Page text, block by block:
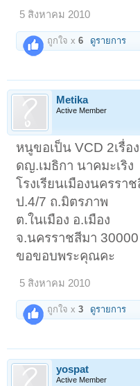
5 สิงหาคม 2010
ถูกใจ x6 ดูรายการ
Metika
Active Member
หนูขอเป็น VCD 2เรื่อ
ดญ.เมธิกา นาคมะเริง
โรงเรียนเมืองนครรา
ป.4/7 ถ.มิตรภาพ
ต.ในเมือง อ.เมือง
จ.นครราชสีมา 30000
ขอขอบพระคุณคะ
5 สิงหาคม 2010
ถูกใจ x3 ดูรายการ
yospat
Active Member